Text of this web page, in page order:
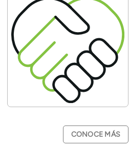
CONOCE MÁS